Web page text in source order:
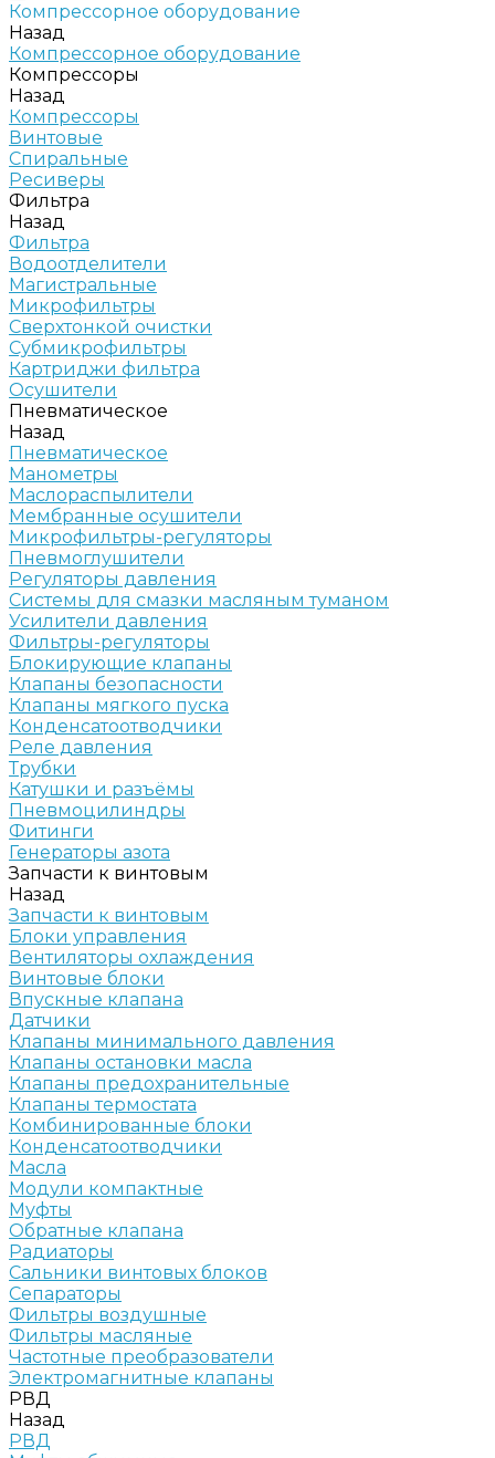
Компрессорное оборудование
Назад
Компрессорное оборудование
Компрессоры
Назад
Компрессоры
Винтовые
Спиральные
Ресиверы
Фильтра
Назад
Фильтра
Водоотделители
Магистральные
Микрофильтры
Сверхтонкой очистки
Субмикрофильтры
Картриджи фильтра
Осушители
Пневматическое
Назад
Пневматическое
Манометры
Маслораспылители
Мембранные осушители
Микрофильтры-регуляторы
Пневмоглушители
Регуляторы давления
Системы для смазки масляным туманом
Усилители давления
Фильтры-регуляторы
Блокирующие клапаны
Клапаны безопасности
Клапаны мягкого пуска
Конденсатоотводчики
Реле давления
Трубки
Катушки и разъёмы
Пневмоцилиндры
Фитинги
Генераторы азота
Запчасти к винтовым
Назад
Запчасти к винтовым
Блоки управления
Вентиляторы охлаждения
Винтовые блоки
Впускные клапана
Датчики
Клапаны минимального давления
Клапаны остановки масла
Клапаны предохранительные
Клапаны термостата
Комбинированные блоки
Конденсатоотводчики
Масла
Модули компактные
Муфты
Обратные клапана
Радиаторы
Сальники винтовых блоков
Сепараторы
Фильтры воздушные
Фильтры масляные
Частотные преобразователи
Электромагнитные клапаны
РВД
Назад
РВД